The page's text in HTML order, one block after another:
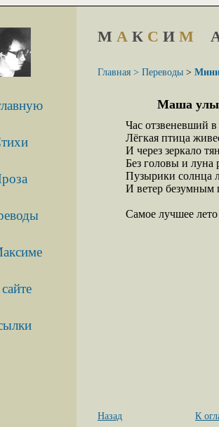
М А К С И М
Главная > Переводы >
Маша
Час отзвеневший
Лёгкая птица
И через зеркало
Без головы и луна
Пузырики солнца
И ветер безумным
Самое лучшее
Назад К